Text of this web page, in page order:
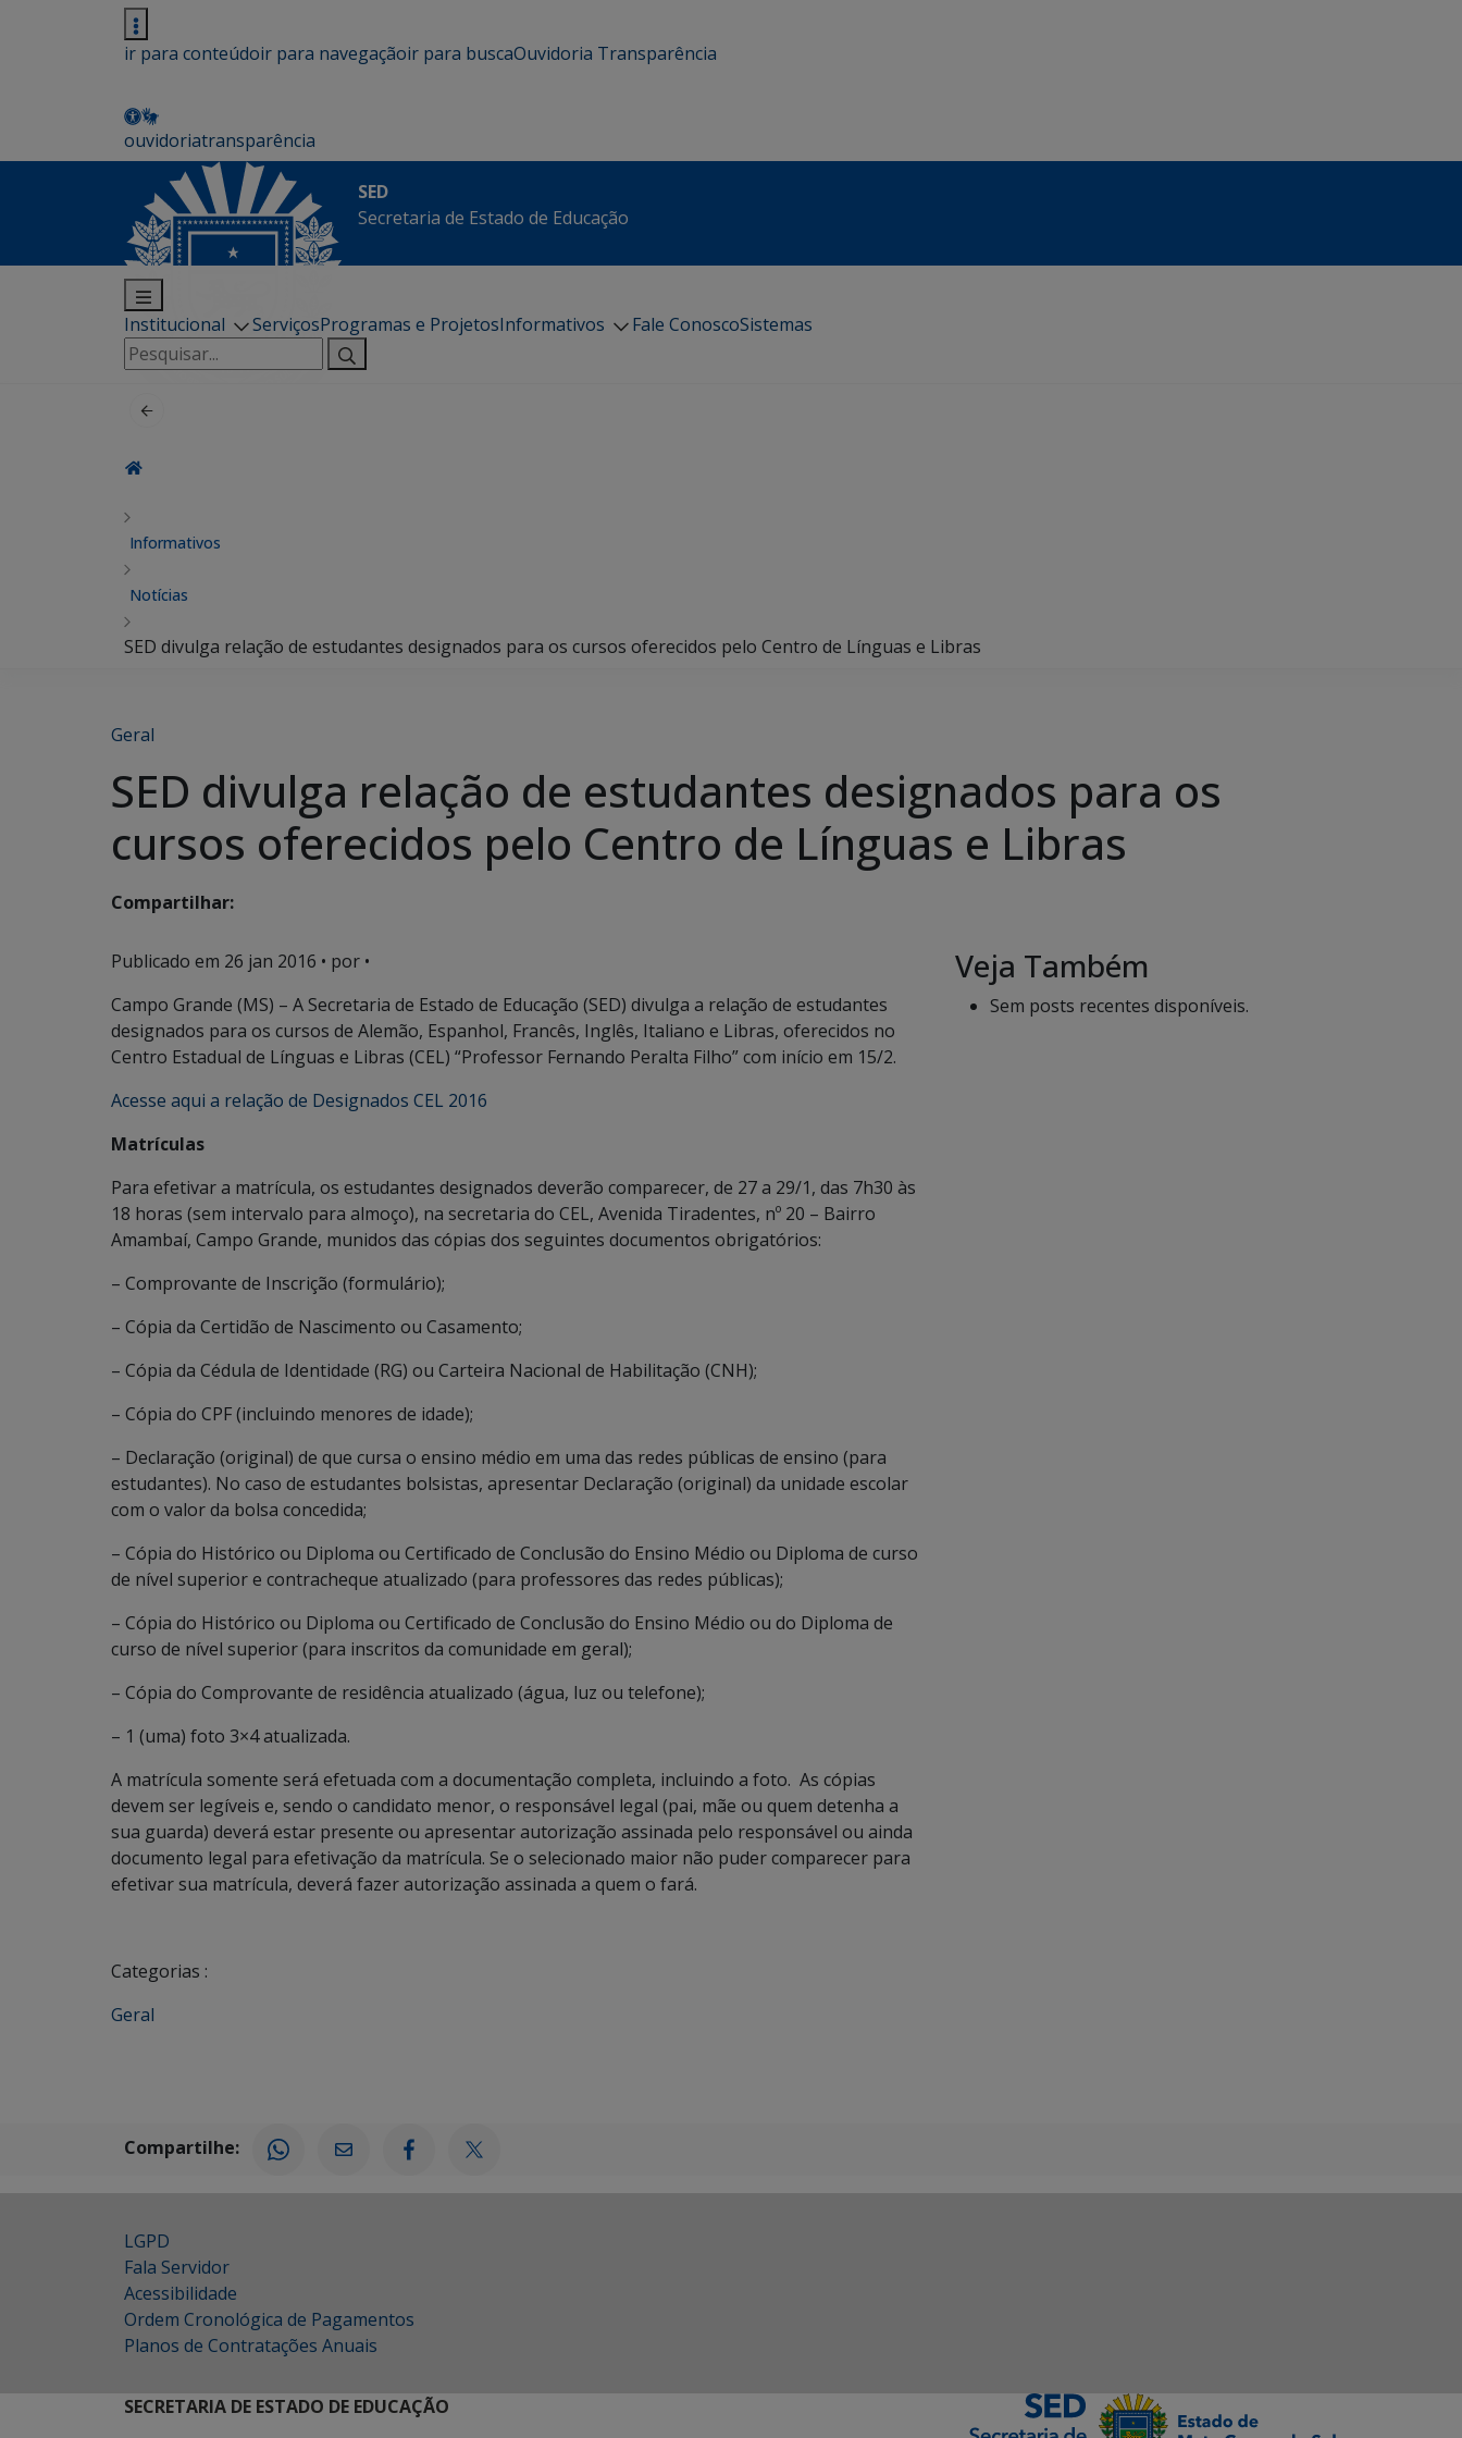
ir para conteúdoir para navegaçãoir para buscaOuvidoria Transparência
ouvidoriatransparência
SED
Secretaria de Estado de Educação
Institucional ServiçosProgramas e ProjetosInformativos Fale ConoscoSistemas
Pesquisar
por:
Informativos
Notícias
SED divulga relação de estudantes designados para os cursos oferecidos pelo Centro de Línguas e Libras
Geral
SED divulga relação de estudantes designados para os
cursos oferecidos pelo Centro de Línguas e Libras
Compartilhar:
Publicado em 26 jan 2016 • por •
Campo Grande (MS) – A Secretaria de Estado de Educação (SED) divulga a relação de estudantes
designados para os cursos de Alemão, Espanhol, Francês, Inglês, Italiano e Libras, oferecidos no
Centro Estadual de Línguas e Libras (CEL) “Professor Fernando Peralta Filho” com início em 15/2.
Acesse aqui a relação de Designados CEL 2016
Matrículas
Para efetivar a matrícula, os estudantes designados deverão comparecer, de 27 a 29/1, das 7h30 às
18 horas (sem intervalo para almoço), na secretaria do CEL, Avenida Tiradentes, nº 20 – Bairro
Amambaí, Campo Grande, munidos das cópias dos seguintes documentos obrigatórios:
– Comprovante de Inscrição (formulário);
– Cópia da Certidão de Nascimento ou Casamento;
– Cópia da Cédula de Identidade (RG) ou Carteira Nacional de Habilitação (CNH);
– Cópia do CPF (incluindo menores de idade);
– Declaração (original) de que cursa o ensino médio em uma das redes públicas de ensino (para
estudantes). No caso de estudantes bolsistas, apresentar Declaração (original) da unidade escolar
com o valor da bolsa concedida;
– Cópia do Histórico ou Diploma ou Certificado de Conclusão do Ensino Médio ou Diploma de curso
de nível superior e contracheque atualizado (para professores das redes públicas);
– Cópia do Histórico ou Diploma ou Certificado de Conclusão do Ensino Médio ou do Diploma de
curso de nível superior (para inscritos da comunidade em geral);
– Cópia do Comprovante de residência atualizado (água, luz ou telefone);
– 1 (uma) foto 3×4 atualizada.
A matrícula somente será efetuada com a documentação completa, incluindo a foto. As cópias
devem ser legíveis e, sendo o candidato menor, o responsável legal (pai, mãe ou quem detenha a
sua guarda) deverá estar presente ou apresentar autorização assinada pelo responsável ou ainda
documento legal para efetivação da matrícula. Se o selecionado maior não puder comparecer para
efetivar sua matrícula, deverá fazer autorização assinada a quem o fará.
Categorias :
Geral
Veja Também
Sem posts recentes disponíveis.
Compartilhe:
LGPD
Fala Servidor
Acessibilidade
Ordem Cronológica de Pagamentos
Planos de Contratações Anuais
SECRETARIA DE ESTADO DE EDUCAÇÃO